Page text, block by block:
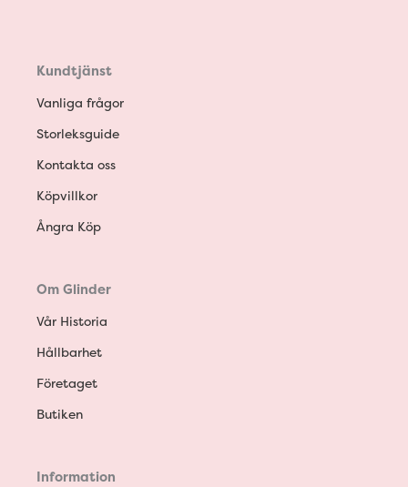
Kundtjänst
Vanliga frågor
Storleksguide
Kontakta oss
Köpvillkor
Ångra Köp
Om Glinder
Vår Historia
Hållbarhet
Företaget
Butiken
Information